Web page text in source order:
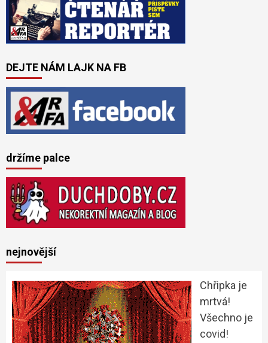
DEJTE NÁM LAJK NA FB
držíme palce
nejnovější
Chřipka je
mrtvá!
Všechno je
covid!